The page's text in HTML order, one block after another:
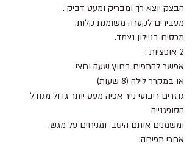
הבצק יוצא רך ומבריק ומעט דביק .
מעבירים לקערה משומנת קלות.
מכסים בניילון נצמד.
2 אופציות :
אפשר להתפיח בחוץ שעה וחצי
או במקרר לילה (8 שעות)
גוזרים ריבועי נייר אפיה מעט יותר גדול מגודל
הסופגנייה
ומשמנים אותם היטב. ומניחים על מגש.
אחרי תפיחה: